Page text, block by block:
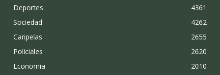
Deportes
4361
Sociedad
4262
Caripelas
2655
Policiales
2620
Economia
2010